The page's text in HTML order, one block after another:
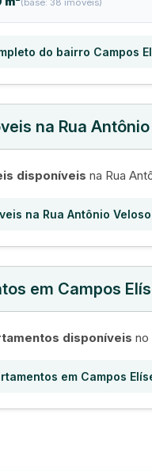
(base: 38 imóveis)
do bairro Campos
na Rua
disponíveis na Rua
na Rua Antônio
em Campos
disponíveis no
em Campos